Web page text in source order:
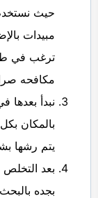
حيث
مبيدات
ترغب في
مكافحه
نبدأ بعدها
بالمكان
يتم رشها
بعد
بجده